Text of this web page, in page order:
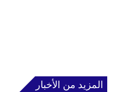
المزيد من الأخبار